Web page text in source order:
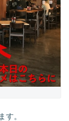
す。